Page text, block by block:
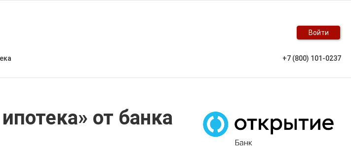
Войти
+7 (800) 101-0237
от банка